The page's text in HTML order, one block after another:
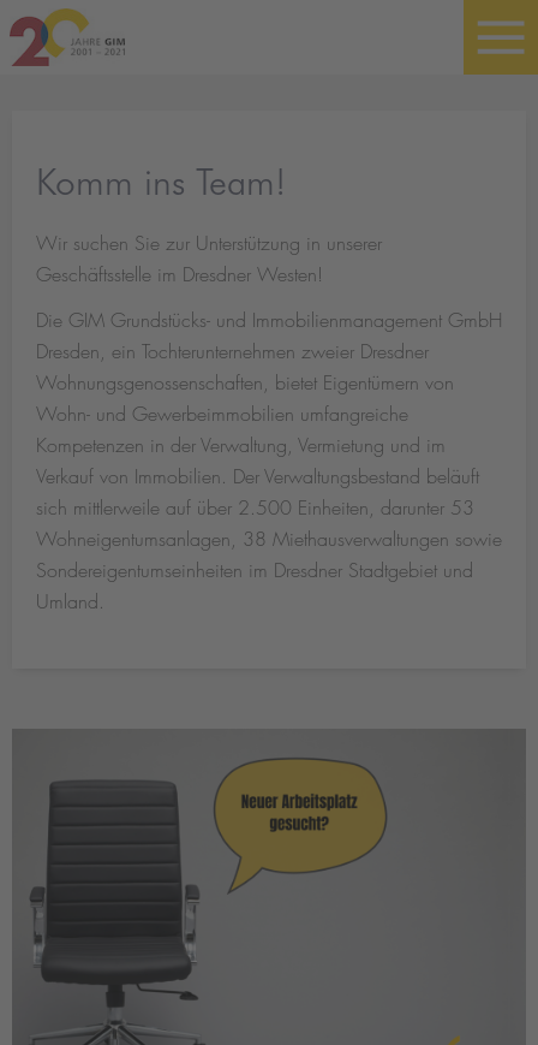
Komm ins Team!
Wir suchen Sie zur Unterstützung in unserer
Geschäftsstelle im Dresdner Westen!
Die GIM Grundstücks- und Immobilienmanagement GmbH
Dresden, ein Tochterunternehmen zweier Dresdner
Wohnungsgenossenschaften, bietet Eigentümern von
Wohn- und Gewerbeimmobilien umfangreiche
Kompetenzen in der Verwaltung, Vermietung und im
Verkauf von Immobilien. Der Verwaltungsbestand beläuft
sich mittlerweile auf über 2.500 Einheiten, darunter 53
Wohneigentumsanlagen, 38 Miethausverwaltungen sowie
Sondereigentumseinheiten im Dresdner Stadtgebiet und
Umland.